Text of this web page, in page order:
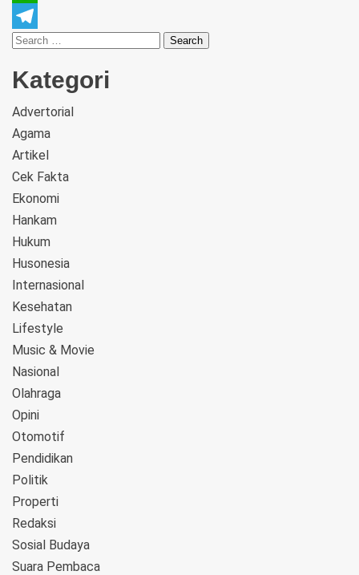
WhatsApp
Telegram
Kategori
Advertorial
Agama
Artikel
Cek Fakta
Ekonomi
Hankam
Hukum
Husonesia
Internasional
Kesehatan
Lifestyle
Music & Movie
Nasional
Olahraga
Opini
Otomotif
Pendidikan
Politik
Properti
Redaksi
Sosial Budaya
Suara Pembaca